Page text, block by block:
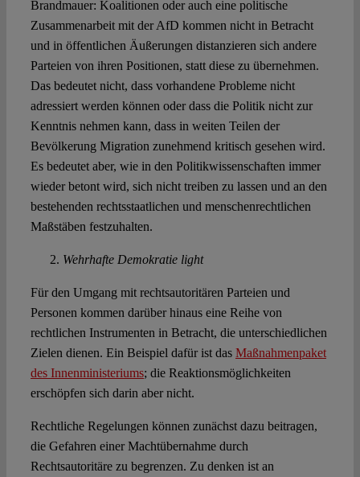
Brandmauer: Koalitionen oder auch eine politische
Zusammenarbeit mit der AfD kommen nicht in Betracht
und in öffentlichen Äußerungen distanzieren sich andere
Parteien von ihren Positionen, statt diese zu übernehmen.
Das bedeutet nicht, dass vorhandene Probleme nicht
adressiert werden können oder dass die Politik nicht zur
Kenntnis nehmen kann, dass in weiten Teilen der
Bevölkerung Migration zunehmend kritisch gesehen wird.
Es bedeutet aber, wie in den Politikwissenschaften immer
wieder betont wird, sich nicht treiben zu lassen und an den
bestehenden rechtsstaatlichen und menschenrechtlichen
Maßstäben festzuhalten.
Wehrhafte Demokratie light
Für den Umgang mit rechtsautoritären Parteien und
Personen kommen darüber hinaus eine Reihe von
rechtlichen Instrumenten in Betracht, die unterschiedlichen
Zielen dienen. Ein Beispiel dafür ist das Maßnahmenpaket
des Innenministeriums; die Reaktionsmöglichkeiten
erschöpfen sich darin aber nicht.
Rechtliche Regelungen können zunächst dazu beitragen,
die Gefahren einer Machtübernahme durch
Rechtsautoritäre zu begrenzen. Zu denken ist an